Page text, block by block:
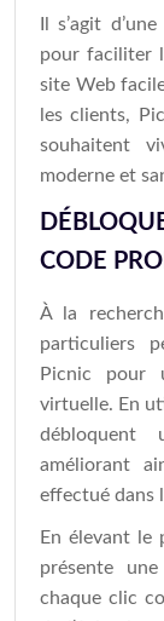
Il s’agit
pour faciliter
site Web
les clients,
souhaitent
moderne et
CODE
À la
particuliers
Picnic pour
virtuelle. En
débloquent
améliorant
effectué dans
En élevant le
présente
chaque clic